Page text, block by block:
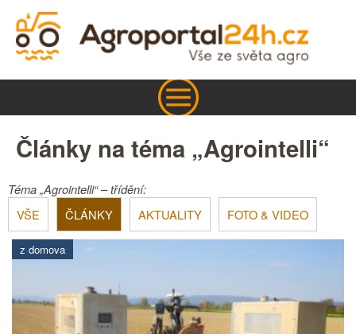
Články na téma „Agrointelli“
Téma „Agrointelli“ – třídění:
VŠE
ČLÁNKY AKTUALITY FOTO & VIDEO
z domova